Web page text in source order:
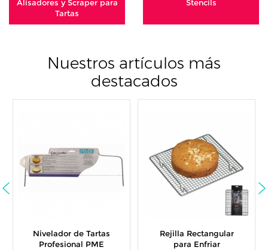
Alisadores y Scraper para
Tartas
Stencils
Nuestros artículos más
destacados
Nivelador de Tartas
Profesional PME
Rejilla Rectangular
para Enfriar